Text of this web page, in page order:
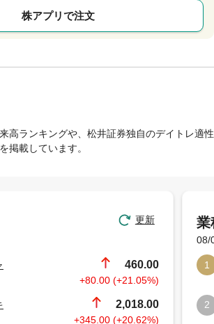
株アプリで注文
高ランキングや、松井証券独自のデイトレ適性
掲載しています。